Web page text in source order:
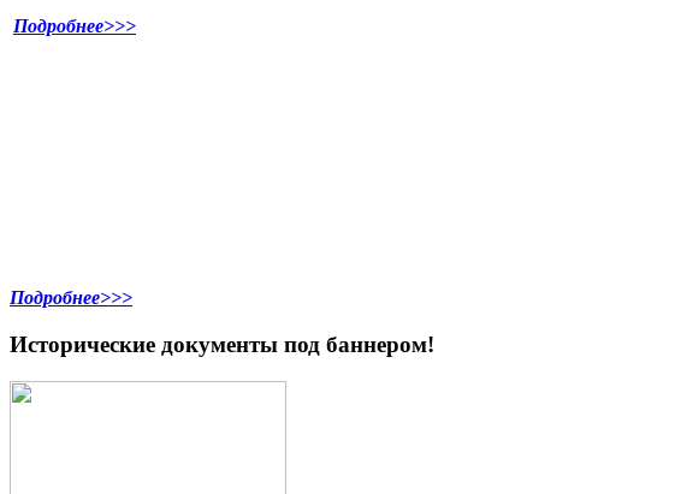
Подробнее>>>
Подробнее>>>
Исторические документы под баннером!